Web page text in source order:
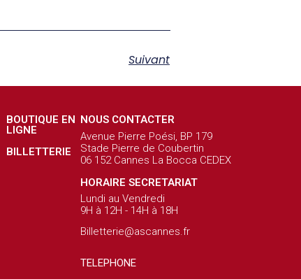
Suivant
BOUTIQUE EN
LIGNE
BILLETTERIE
NOUS CONTACTER
Avenue Pierre Poési, BP 179
Stade Pierre de Coubertin
06 152 Cannes La Bocca CEDEX
HORAIRE SECRETARIAT
Lundi au Vendredi
9H à 12H - 14H à 18H
Billetterie@ascannes.fr
TELEPHONE